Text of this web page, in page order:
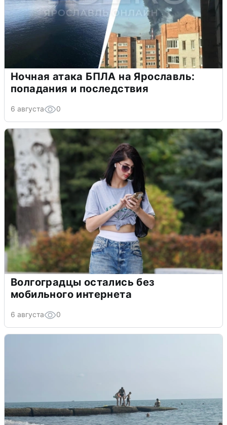
Ночная атака БПЛА на Ярославль:
попадания и последствия
6 августа 0
Волгоградцы остались без
мобильного интернета
6 августа 0